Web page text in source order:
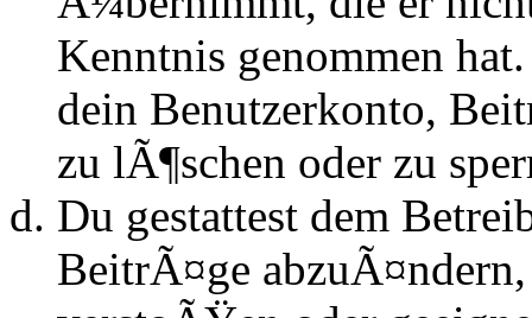
Kenntnis genommen
dein Benutzerkonto,
zu lÃ¶schen oder zu
Du gestattest dem
BeitrÃ¤ge